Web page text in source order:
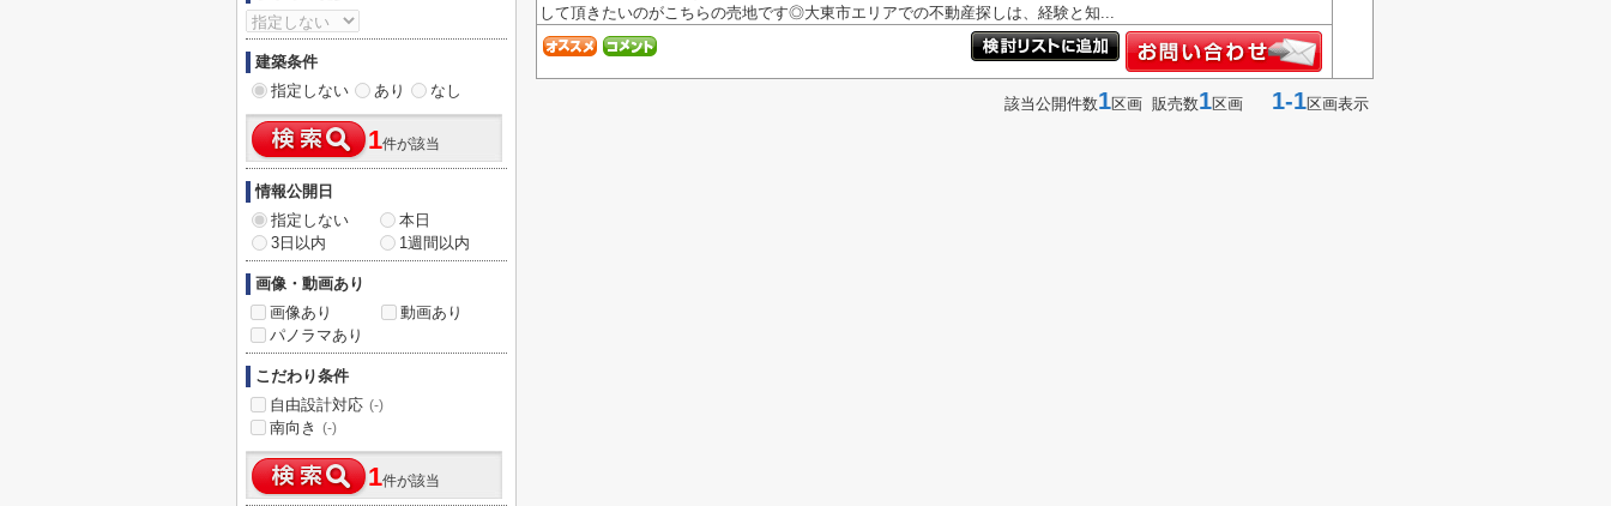
して頂きたいのがこちらの売地です◎大東市エリアでの不動産探しは、経験と知...
該当公開件数1区画 販売数1区画 1-1区画表示
建築条件
指定しない
あり なし
1件が該当
情報公開日
指定しない
本日
3日以内
1週間以内
画像・動画あり
画像あり
動画あり
パノラマあり
こだわり条件
自由設計対応 (-)
南向き (-)
1件が該当